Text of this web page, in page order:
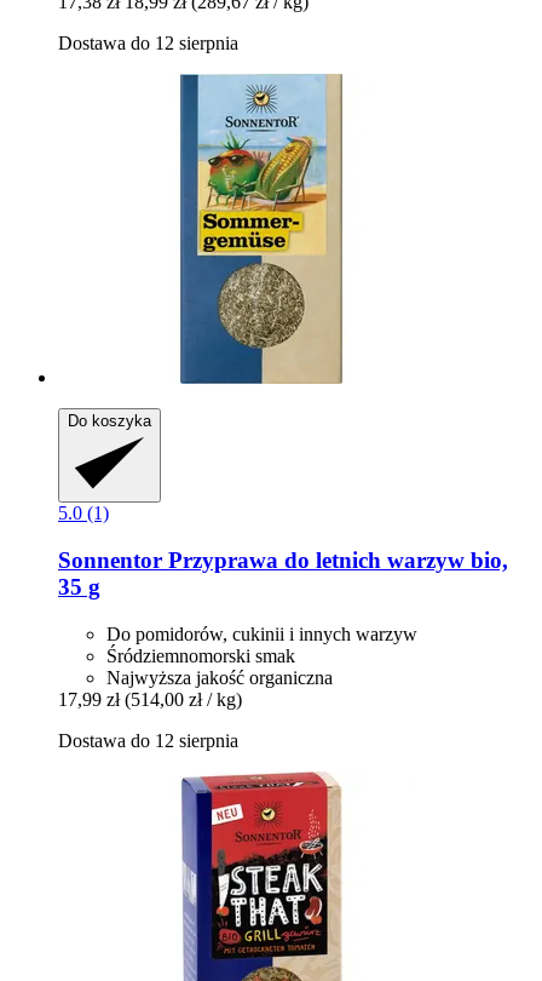
Dostawa do 12 sierpnia
Do koszyka
5.0 (1)
Sonnentor Przyprawa do letnich warzyw bio,
35 g
Do pomidorów, cukinii i innych warzyw
Śródziemnomorski smak
Najwyższa jakość organiczna
17,99 zł (514,00 zł / kg)
Dostawa do 12 sierpnia